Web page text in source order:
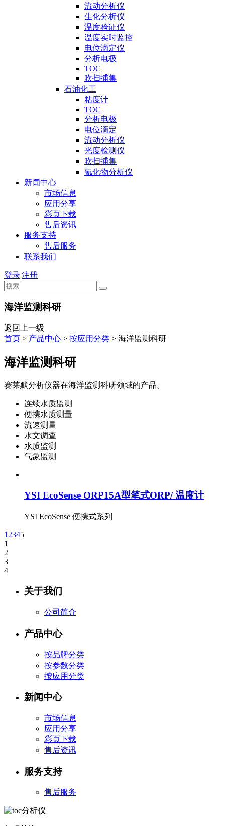
流动分析仪
生化分析仪
温度验证仪
温度实时监控
电位滴定仪
分析电极
TOC
吹扫捕集
石油化工
粘度计
TOC
分析电极
电位滴定
流动分析仪
光度检测仪
吹扫捕集
氰化物分析仪
新闻中心
市场信息
应用分享
彩页下载
售后资讯
服务支持
售后服务
联系我们
登录|注册
海洋监测科研
返回上一级
首页 > 产品中心 > 按应用分类 > 海洋监测科研
海洋监测科研
赛莱默分析仪器在海洋监测科研领域的产品。
连续水质监测
便携水质测量
流速测量
水文调查
水质监测
气象监测
YSI EcoSense ORP15A型笔式ORP/ 温度计
YSI EcoSense 便携式系列
1 2345
1
2
3
4
关于我们
公司简介
产品中心
按品牌分类
按参数分类
按应用分类
新闻中心
市场信息
应用分享
彩页下载
售后资讯
服务支持
售后服务